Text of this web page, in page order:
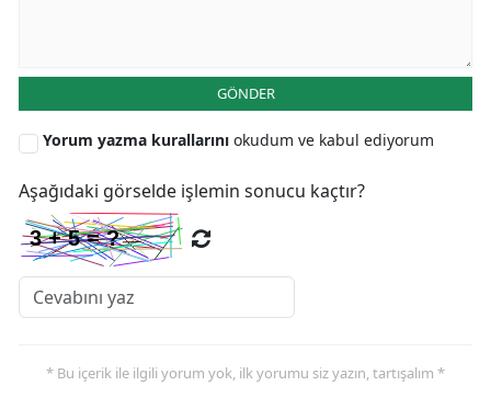
GÖNDER
Yorum yazma kurallarını okudum ve kabul ediyorum
Aşağıdaki görselde işlemin sonucu kaçtır?
* Bu içerik ile ilgili yorum yok, ilk yorumu siz yazın, tartışalım *